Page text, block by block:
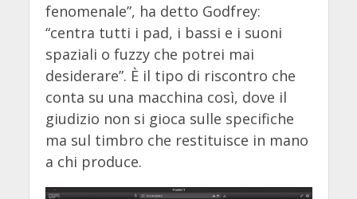
fenomenale”, ha detto Godfrey:
“centra tutti i pad, i bassi e i suoni
spaziali o fuzzy che potrei mai
desiderare”. È il tipo di riscontro che
conta su una macchina così, dove il
giudizio non si gioca sulle specifiche
ma sul timbro che restituisce in mano
a chi produce.